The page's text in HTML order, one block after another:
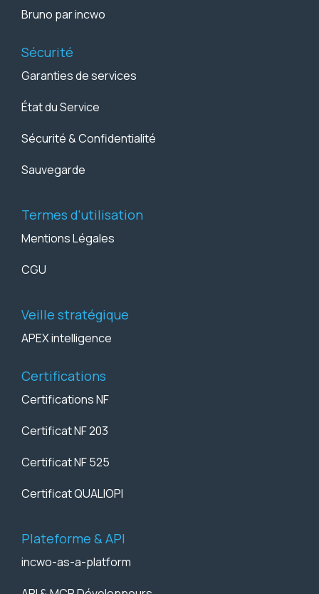
Bruno par incwo
Sécurité
Garanties de services
État du Service
Sécurité & Confidentialité
Sauvegarde
Termes d'utilisation
Mentions Légales
CGU
Veille stratégique
APEX intelligence
Certifications
Certifications NF
Certificat NF 203
Certificat NF 525
Certificat QUALIOPI
Plateforme & API
incwo-as-a-platform